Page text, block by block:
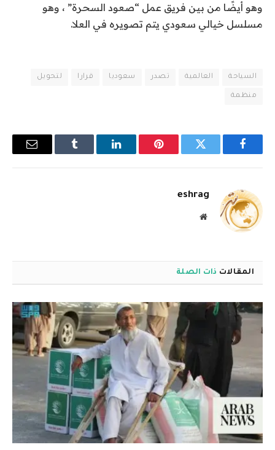
وهو أيضًا من بين فريق عمل “صعود السحرة” ، وهو
مسلسل خيالي سعودي يتم تصويره في العلا.
السياحة العالمية تصدر سعوديا قرارا لتحويل
منظمة
فيسبوك تويتر بينتيريستلينكدإن Tumblr
البريد
eshrag
موقع
المقالات ذات الصلة